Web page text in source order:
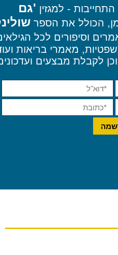
- למגזין 'גם
הכולל את הספר
וסיפורים לכל
מאמרי בריאות
לקבלת מבצעים